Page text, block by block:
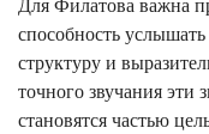
Для Филатова важна
способность
структуру и
точного звучания
становятся частью